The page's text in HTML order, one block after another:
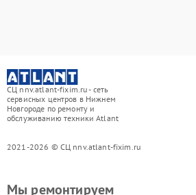
СЦ nnv.atlant-fixim.ru - сеть
сервисных центров в Нижнем
Новгороде по ремонту и
обслуживанию техники Atlant
2021-2026 © СЦ nnv.atlant-fixim.ru
Мы ремонтируем